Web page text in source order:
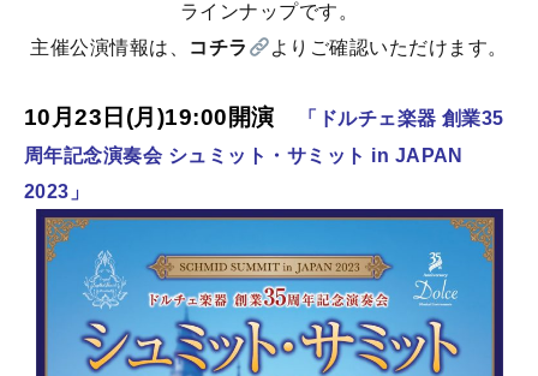
ラインナップです。
主催公演情報は、
コチラ よりご確認いただけます。
10月23日(月)19:00開演
「ドルチェ楽器 創業35
周年記念演奏会 シュミット・サミット in JAPAN
2023」